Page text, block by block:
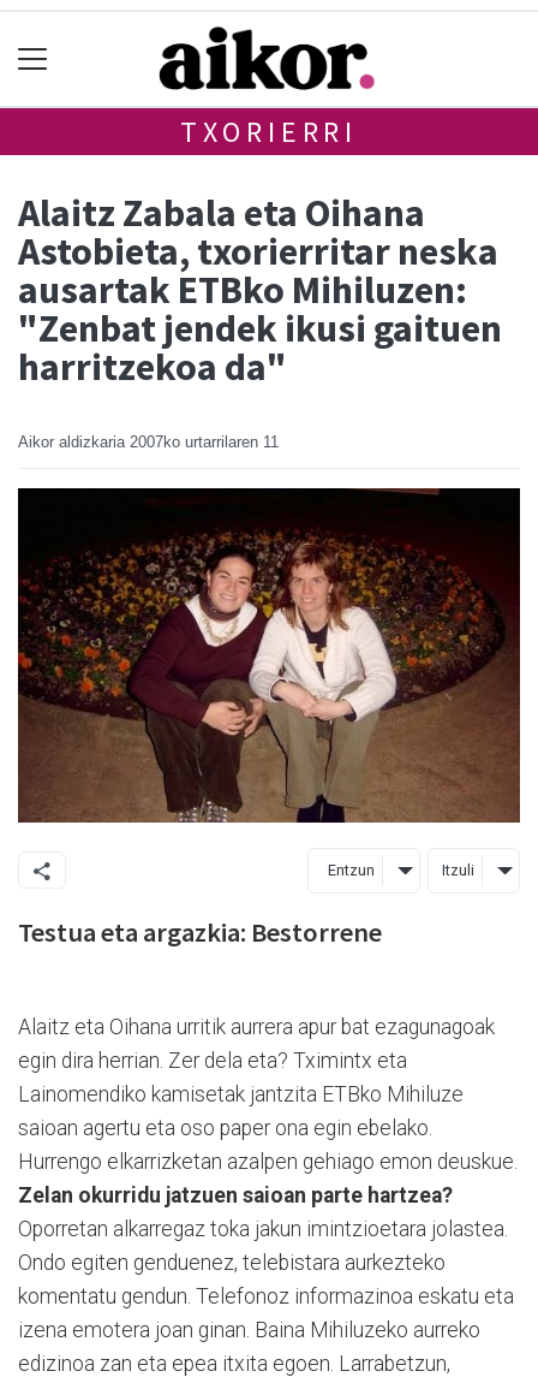
TXORIERRI
Alaitz Zabala eta Oihana
Astobieta, txorierritar neska
ausartak ETBko Mihiluzen:
"Zenbat jendek ikusi gaituen
harritzekoa da"
Aikor aldizkaria 2007ko urtarrilaren 11
Entzun Itzuli
Testua eta argazkia: Bestorrene
Alaitz eta Oihana urritik aurrera apur bat ezagunagoak
egin dira herrian. Zer dela eta? Tximintx eta
Lainomendiko kamisetak jantzita ETBko Mihiluze
saioan agertu eta oso paper ona egin ebelako.
Hurrengo elkarrizketan azalpen gehiago emon deuskue.
Zelan okurridu jatzuen saioan parte hartzea?
Oporretan alkarregaz toka jakun imintzioetara jolastea.
Ondo egiten genduenez, telebistara aurkezteko
komentatu gendun. Telefonoz informazinoa eskatu eta
izena emotera joan ginan. Baina Mihiluzeko aurreko
edizinoa zan eta epea itxita egoen. Larrabetzun,